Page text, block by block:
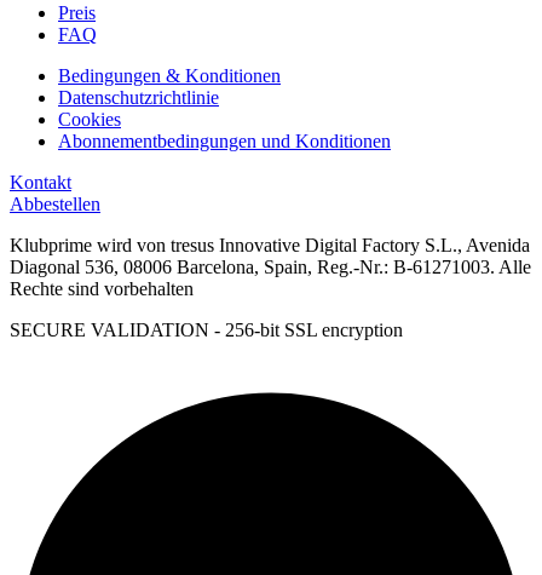
Preis
FAQ
Bedingungen & Konditionen
Datenschutzrichtlinie
Cookies
Abonnementbedingungen und Konditionen
Kontakt
Abbestellen
Klubprime wird von tresus Innovative Digital Factory S.L., Avenida
Diagonal 536, 08006 Barcelona, Spain, Reg.-Nr.: B-61271003. Alle
Rechte sind vorbehalten
SECURE VALIDATION - 256-bit SSL encryption